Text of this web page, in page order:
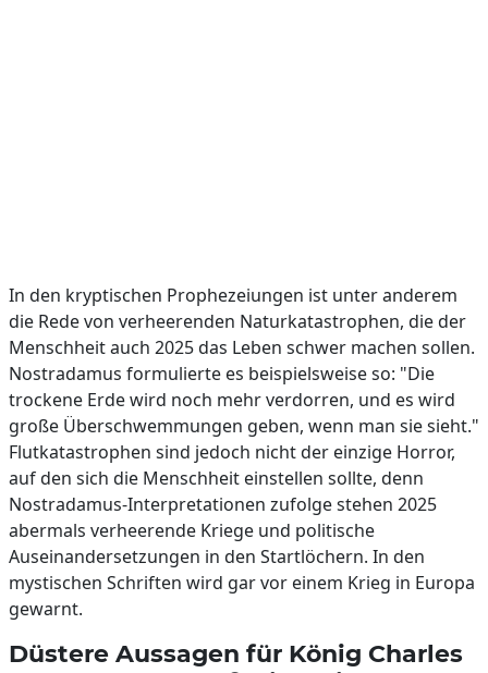
In den kryptischen Prophezeiungen ist unter anderem
die Rede von verheerenden Naturkatastrophen, die der
Menschheit auch 2025 das Leben schwer machen sollen.
Nostradamus formulierte es beispielsweise so: "Die
trockene Erde wird noch mehr verdorren, und es wird
große Überschwemmungen geben, wenn man sie sieht."
Flutkatastrophen sind jedoch nicht der einzige Horror,
auf den sich die Menschheit einstellen sollte, denn
Nostradamus-Interpretationen zufolge stehen 2025
abermals verheerende Kriege und politische
Auseinandersetzungen in den Startlöchern. In den
mystischen Schriften wird gar vor einem Krieg in Europa
gewarnt.
Düstere Aussagen für König Charles